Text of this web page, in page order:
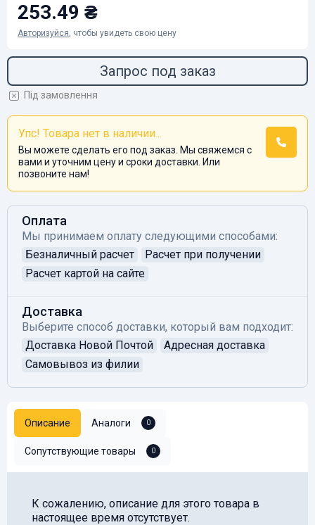
253.49 ₴
Авторизуйся, чтобы увидеть свою цену
Запрос под заказ
Під замовлення
Упс! Товара нет в наличии...
Вы можете сделать его под заказ. Мы свяжемся с
вами и уточним цену и сроки доставки. Или
позвоните нам!
Оплата
Мы принимаем оплату следующими способами:
Безналичный расчет
Расчет при получении
Расчет картой на сайте
Доставка
Выберите способ доставки, который вам подходит:
Доставка Новой Почтой
Адресная доставка
Самовывоз из филии
Описание Аналоги 0
Сопутствующие товары 0
К сожалению, описание для этого товара в
настоящее время отсутствует.